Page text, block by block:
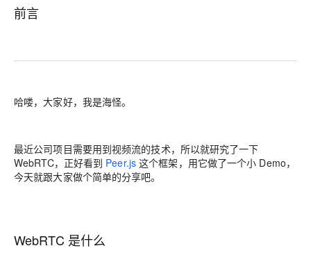
前言
哈喽，大家好，我是海怪。
最近公司项目需要用到视频流的技术，所以就研究了一下
WebRTC，正好看到 Peer.js这个框架，用它做了一个小 Demo，
今天就跟大家做个简单的分享吧。
WebRTC 是什么